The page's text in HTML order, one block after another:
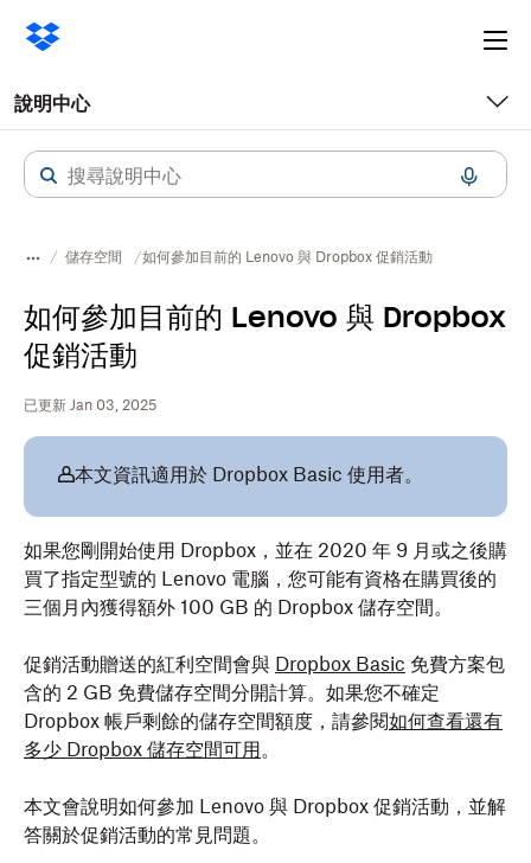
說明中心
儲存空間 如何參加目前的 Lenovo 與 Dropbox 促銷活動
如何參加目前的 Lenovo 與 Dropbox
促銷活動
已更新 Jan 03, 2025
本文資訊適用於 Dropbox Basic 使用者。
如果您剛開始使用 Dropbox，並在 2020 年 9 月或之後購
買了指定型號的 Lenovo 電腦，您可能有資格在購買後的
三個月內獲得額外 100 GB 的 Dropbox 儲存空間。
促銷活動贈送的紅利空間會與 Dropbox Basic 免費方案包
含的 2 GB 免費儲存空間分開計算。如果您不確定
Dropbox 帳戶剩餘的儲存空間額度，請參閱如何查看還有
多少 Dropbox 儲存空間可用。
本文會說明如何參加 Lenovo 與 Dropbox 促銷活動，並解
答關於促銷活動的常見問題。